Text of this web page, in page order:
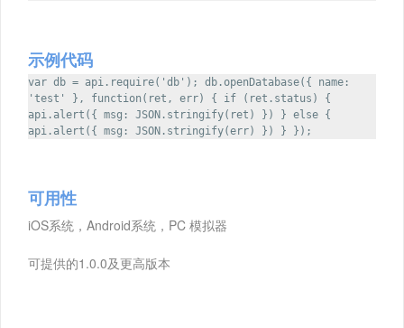
示例代码
var db = api.require('db'); db.openDatabase({ name:
'test' }, function(ret, err) { if (ret.status) {
api.alert({ msg: JSON.stringify(ret) }) } else {
api.alert({ msg: JSON.stringify(err) }) } });
可用性
iOS系统，Android系统，PC 模拟器
可提供的1.0.0及更高版本